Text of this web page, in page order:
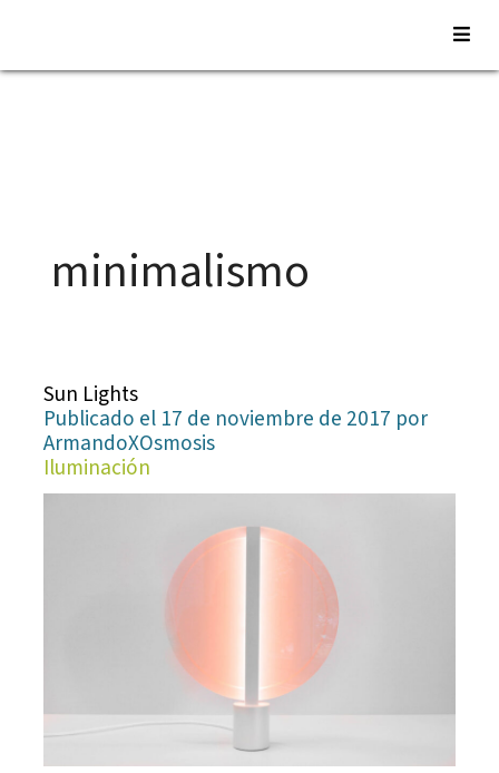
Saltar
minimalismo
Sun Lights
Publicado el 17 de noviembre de 2017 por
ArmandoXOsmosis
Iluminación